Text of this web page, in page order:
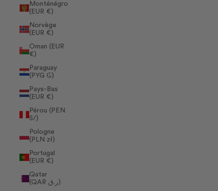
Monténégro
(EUR €)
Norvège
(EUR €)
Oman (EUR
€)
Paraguay
(PYG ₲)
Pays-Bas
(EUR €)
Pérou (PEN
S/)
Pologne
(PLN zł)
Portugal
(EUR €)
Qatar
(QAR ر.ق)